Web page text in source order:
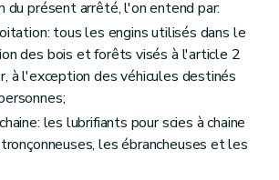
du présent arrêté, l'on entend par:
tous les engins utilisés dans le
des bois et forêts visés à l'article 2
à l'exception des véhicules destinés
les lubrifiants pour scies à chaine
les ébrancheuses et les